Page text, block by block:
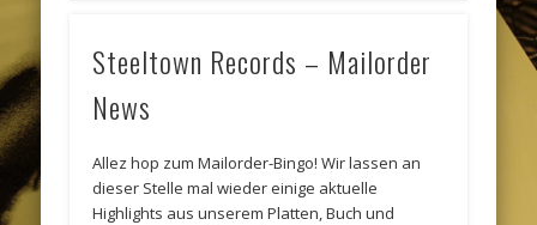
Steeltown Records – Mailorder
News
Allez hop zum Mailorder-Bingo! Wir lassen an
dieser Stelle mal wieder einige aktuelle
Highlights aus unserem Platten, Buch und